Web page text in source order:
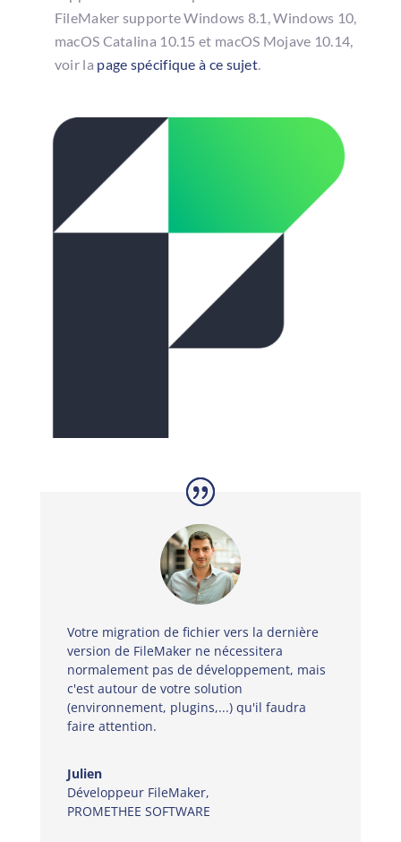
FileMaker supporte Windows 8.1, Windows 10,
macOS Catalina 10.15 et macOS Mojave 10.14,
voir la page spécifique à ce sujet.
Votre migration de fichier vers la dernière
version de FileMaker ne nécessitera
normalement pas de développement, mais
c'est autour de votre solution
(environnement, plugins,...) qu'il faudra
faire attention.
Julien
Développeur FileMaker,
PROMETHEE SOFTWARE